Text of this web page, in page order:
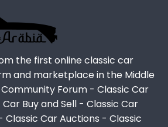
the first online classic car
and marketplace in the Middle
Forum - Classic Car
Buy and Sell - Classic Car
Classic Car Auctions - Classic